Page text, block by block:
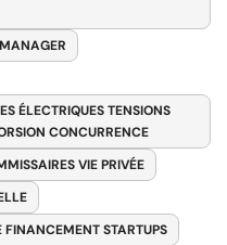
ÉLECTRIQUES TENSIONS
CONCURRENCE
VIE PRIVÉE
FINANCEMENT STARTUPS